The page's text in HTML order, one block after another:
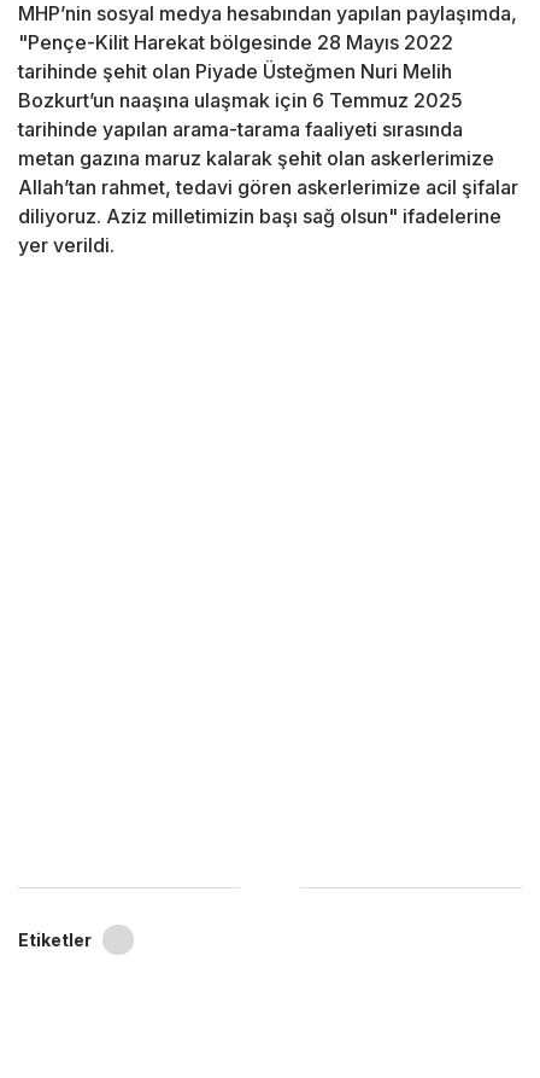
MHP’nin sosyal medya hesabından yapılan paylaşımda,
"Pençe-Kilit Harekat bölgesinde 28 Mayıs 2022
tarihinde şehit olan Piyade Üsteğmen Nuri Melih
Bozkurt’un naaşına ulaşmak için 6 Temmuz 2025
tarihinde yapılan arama-tarama faaliyeti sırasında
metan gazına maruz kalarak şehit olan askerlerimize
Allah’tan rahmet, tedavi gören askerlerimize acil şifalar
diliyoruz. Aziz milletimizin başı sağ olsun" ifadelerine
yer verildi.
Etiketler